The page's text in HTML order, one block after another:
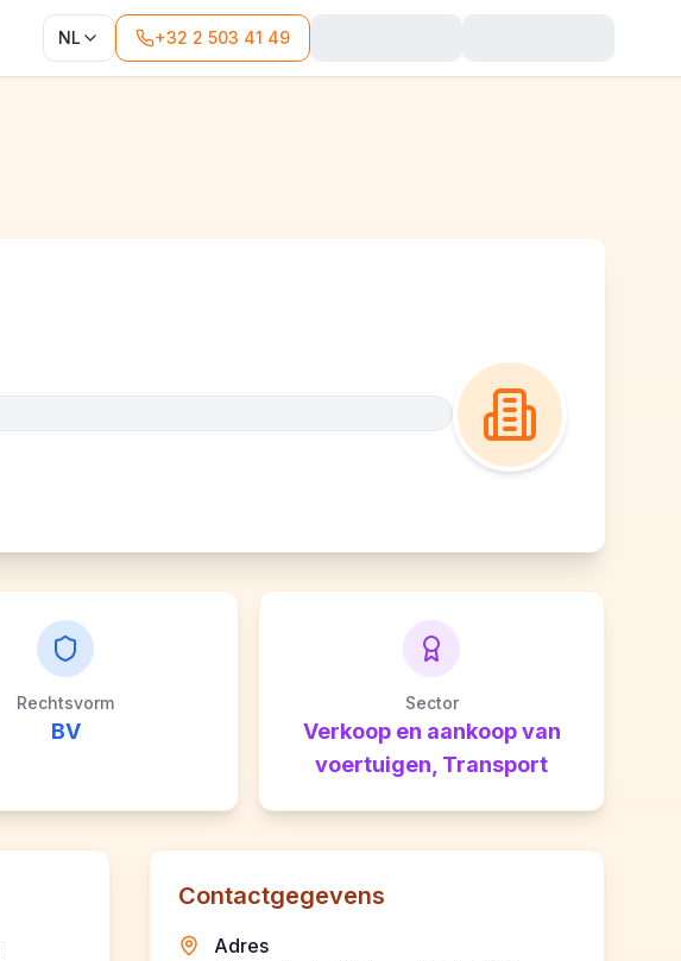
NL +32 2 503 41 49
Rechtsvorm
BV
Sector
Verkoop en aankoop van
voertuigen, Transport
Contactgegevens
Adres